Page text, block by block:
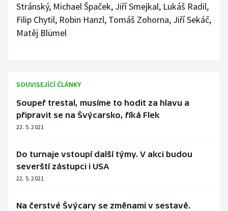
Stránský, Michael Špaček, Jiří Smejkal, Lukáš Radil,
Filip Chytil, Robin Hanzl, Tomáš Zohorna, Jiří Sekáč,
Matěj Blümel
SOUVISEJÍCÍ ČLÁNKY
Soupeř trestal, musíme to hodit za hlavu a
připravit se na Švýcarsko, říká Flek
22. 5. 2021
Do turnaje vstoupí další týmy. V akci budou
severští zástupci i USA
22. 5. 2021
Na čerstvé Švýcary se změnami v sestavě.